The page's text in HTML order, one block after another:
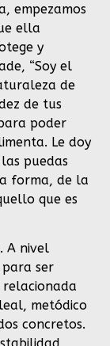
empezamos
ella
y
“Soy el
de
de tus
poder
Le doy
puedas
forma, de la
que es
A nivel
ser
relacionada
metódico
concretos.